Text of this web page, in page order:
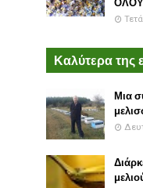
Καλύτερα της
Μια